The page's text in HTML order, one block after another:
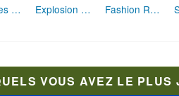
Hôtel des Animaux de Rêve Explosion de Blocs de Sable Fashion Rebelle: Style Grunge Chic
VOUS AVEZ LE PLUS